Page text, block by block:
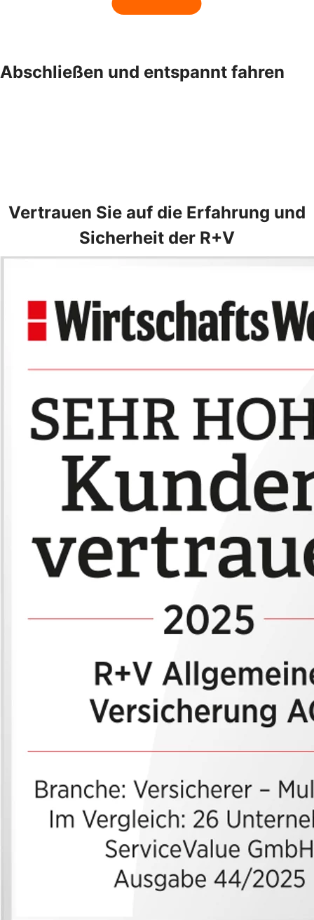
Abschließen und entspannt fahren
Vertrauen Sie auf die Erfahrung und
Sicherheit der R+V